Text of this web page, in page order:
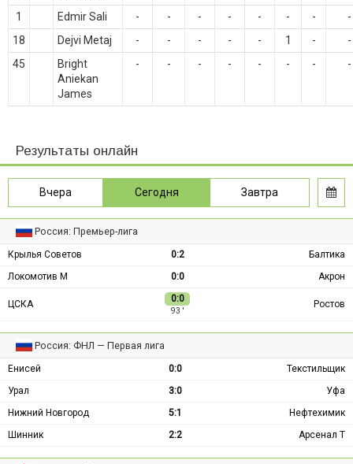
1
Edmir Sali - - - - - - -
-
18
Dejvi Metaj - - - - - 1 -
-
45
Bright
Aniekan
James
- - - - - - - -
Результаты онлайн
Вчера Сегодня Завтра
Россия: Премьер-лига
Крылья Советов 0:2
Балтика
Локомотив М
0:0 Акрон
ЦСКА 0:0
93 ′
Ростов
Россия: ФНЛ — Первая лига
Енисей 0:0
Текстильщик
Урал
3:0
Уфа
Нижний Новгород
5:1
Нефтехимик
Шинник
2:2 Арсенал Т